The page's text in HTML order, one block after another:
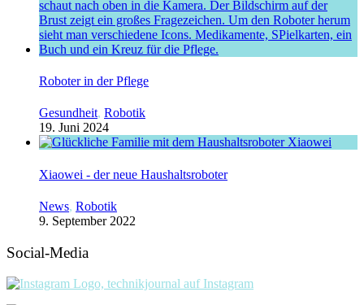
Roboter in der Pflege
Gesundheit, Robotik
19. Juni 2024
Xiaowei - der neue Haushaltsroboter
News, Robotik
9. September 2022
Social-Media